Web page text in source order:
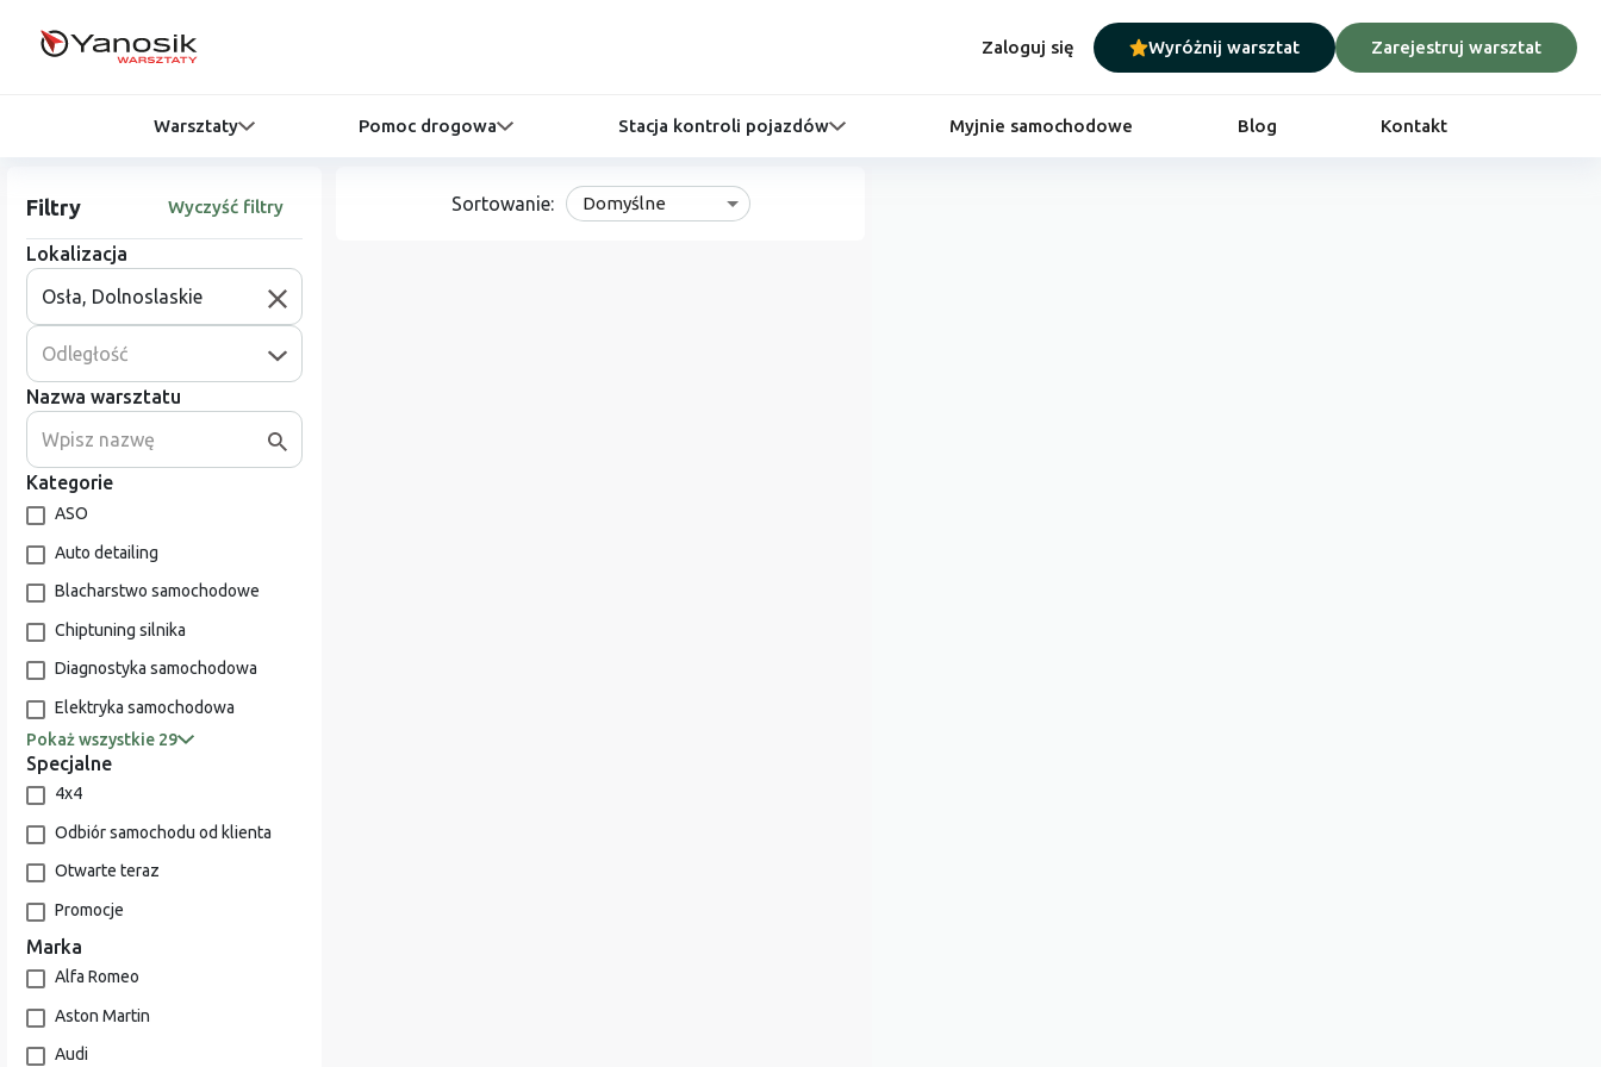
Zaloguj się Wyróżnij warsztat Zarejestruj warsztat
Warsztaty Pomoc drogowa Stacja kontroli pojazdów Myjnie samochodowe Blog Kontakt
Filtry Wyczyść filtry
Lokalizacja
Odległość
Nazwa warsztatu
Kategorie
ASO
Auto detailing
Blacharstwo samochodowe
Chiptuning silnika
Diagnostyka samochodowa
Elektryka samochodowa
Pokaż wszystkie 29
Specjalne
4x4
Odbiór samochodu od klienta
Otwarte teraz
Promocje
Marka
Alfa Romeo
Aston Martin
Audi
Sortowanie: Domyślne